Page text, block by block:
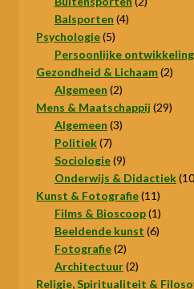
Balsporten 44
Psychologie 55
producten
Persoonlijke
Gezondheid & Lichaam 22
Algemeen 22
producten
Mens & Maatschappij 2929
Algemeen 33
Politiek 77
producten
Sociologie 99
producten
Onderwijs & Didactiek 10
Kunst & Fotografie 1111
Films & Bioscoop 11
product
Beeldende kunst 66
Fotografie 22
producten
Architectuur 22
producten
Religie, Spiritualiteit &